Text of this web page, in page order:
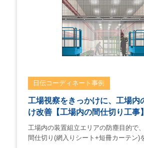
日伝コーディネート事例
工場視察をきっかけに、工場内
け改善【工場内の間仕切り工事】
工場内の装置組立エリアの防塵目的で
間仕切り(網入りシート+短冊カーテン)